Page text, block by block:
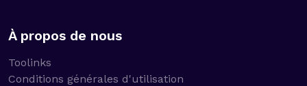
À propos de nous
Toolinks
Conditions générales d'utilisation